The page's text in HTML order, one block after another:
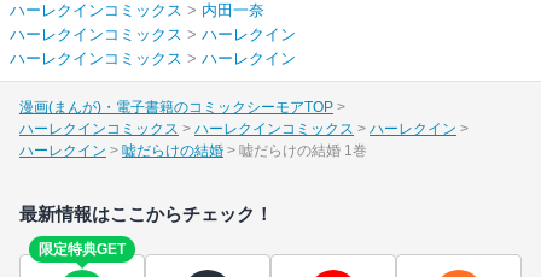
ハーレクインコミックス > 内田一奈
ハーレクインコミックス > ハーレクイン
ハーレクインコミックス > ハーレクイン
漫画(まんが)・電子書籍のコミックシーモアTOP
ハーレクインコミックス
ハーレクインコミックス
ハーレクイン
ハーレクイン
嘘だらけの結婚 嘘だらけの結婚 1巻
最新情報はここからチェック！
限定特典GET